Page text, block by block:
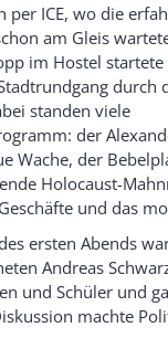
per ICE, wo die
am Gleis
im Hostel startete
durch
standen viele
der
Wache, der
Holocaust-
und das
ersten Abends
Andreas
und Schüler und
machte